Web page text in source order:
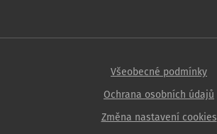
Všeobecné podmínky
Ochrana osobních údajů
Změna nastavení cookies